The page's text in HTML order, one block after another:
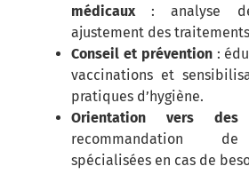
médicaux : analyse
ajustement des
Conseil et prévention:
vaccinations et
pratiques d’hygiène.
Orientation vers des
recommandation
spécialisées en cas de